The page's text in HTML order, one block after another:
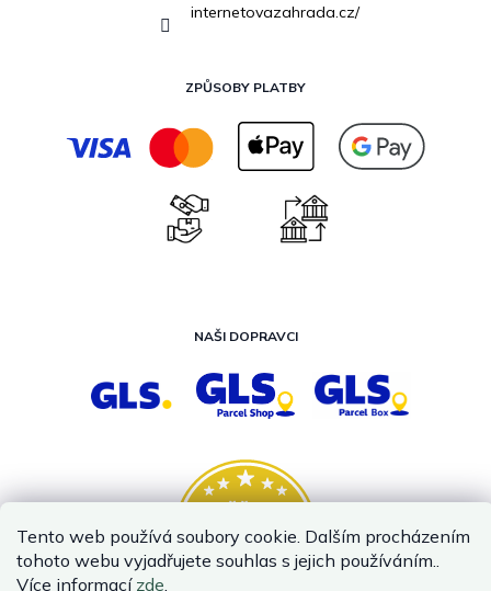
Tento web používá soubory cookie. Dalším procházením
tohoto webu vyjadřujete souhlas s jejich používáním..
Více informací zde.
internetovazahrada.cz/
ZPŮSOBY PLATBY
NAŠI DOPRAVCI